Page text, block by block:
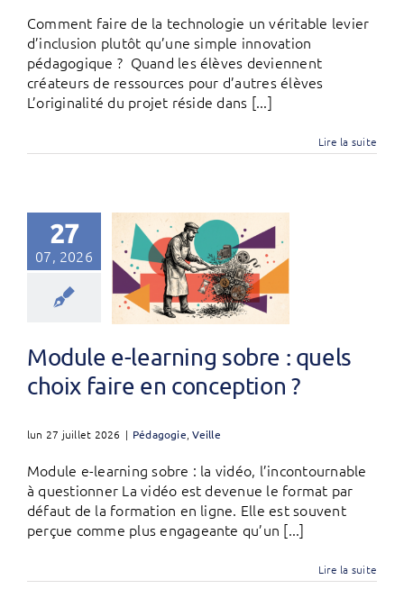
Comment faire de la technologie un véritable levier
d’inclusion plutôt qu’une simple innovation
pédagogique ? Quand les élèves deviennent
créateurs de ressources pour d’autres élèves
L’originalité du projet réside dans [...]
Lire la suite
27
07, 2026
Module e-learning sobre : quels
choix faire en conception ?
lun 27 juillet 2026 | Pédagogie ,Veille
Module e-learning sobre : la vidéo, l’incontournable
à questionner La vidéo est devenue le format par
défaut de la formation en ligne. Elle est souvent
perçue comme plus engageante qu’un [...]
Lire la suite